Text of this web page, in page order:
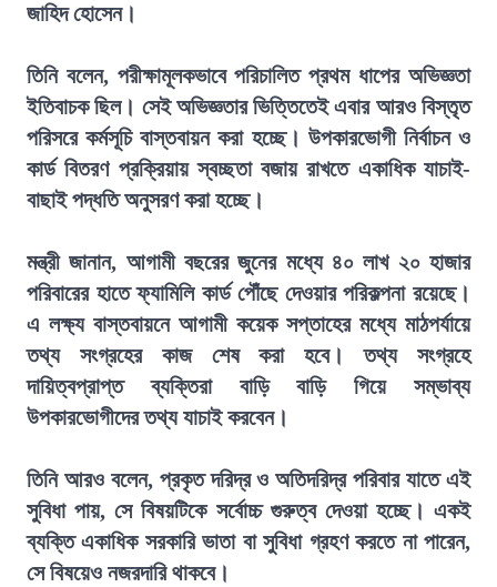
জাহিদ হোসেন।
তিনি বলেন, পরীক্ষামূলকভাবে পরিচালিত প্রথম ধাপের অভিজ্ঞতা
ইতিবাচক ছিল। সেই অভিজ্ঞতার ভিত্তিতেই এবার আরও বিস্তৃত
পরিসরে কর্মসূচি বাস্তবায়ন করা হচ্ছে। উপকারভোগী নির্বাচন ও
কার্ড বিতরণ প্রক্রিয়ায় স্বচ্ছতা বজায় রাখতে একাধিক যাচাই-
বাছাই পদ্ধতি অনুসরণ করা হচ্ছে।
মন্ত্রী জানান, আগামী বছরের জুনের মধ্যে ৪০ লাখ ২০ হাজার
পরিবারের হাতে ফ্যামিলি কার্ড পৌঁছে দেওয়ার পরিকল্পনা রয়েছে।
এ লক্ষ্য বাস্তবায়নে আগামী কয়েক সপ্তাহের মধ্যে মাঠপর্যায়ে
তথ্য সংগ্রহের কাজ শেষ করা হবে। তথ্য সংগ্রহে
দায়িত্বপ্রাপ্ত ব্যক্তিরা বাড়ি বাড়ি গিয়ে সম্ভাব্য
উপকারভোগীদের তথ্য যাচাই করবেন।
তিনি আরও বলেন, প্রকৃত দরিদ্র ও অতিদরিদ্র পরিবার যাতে এই
সুবিধা পায়, সে বিষয়টিকে সর্বোচ্চ গুরুত্ব দেওয়া হচ্ছে। একই
ব্যক্তি একাধিক সরকারি ভাতা বা সুবিধা গ্রহণ করতে না পারেন,
সে বিষয়েও নজরদারি থাকবে।